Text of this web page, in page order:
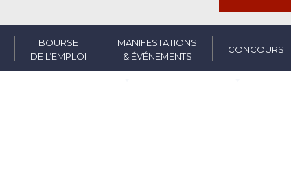
BOURSE
DE L’EMPLOI
MANIFESTATIONS
& ÉVÉNEMENTS
CONCOURS